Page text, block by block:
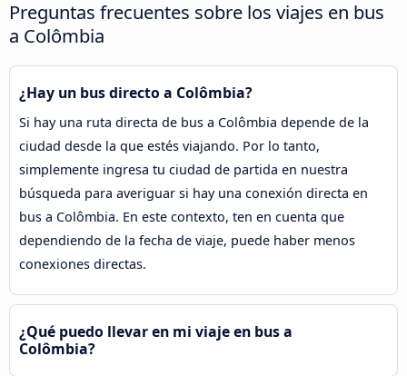
Preguntas frecuentes sobre los viajes en bus
a Colômbia
¿Hay un bus directo a Colômbia?
Si hay una ruta directa de bus a Colômbia depende de la
ciudad desde la que estés viajando. Por lo tanto,
simplemente ingresa tu ciudad de partida en nuestra
búsqueda para averiguar si hay una conexión directa en
bus a Colômbia. En este contexto, ten en cuenta que
dependiendo de la fecha de viaje, puede haber menos
conexiones directas.
¿Qué puedo llevar en mi viaje en bus a
Colômbia?